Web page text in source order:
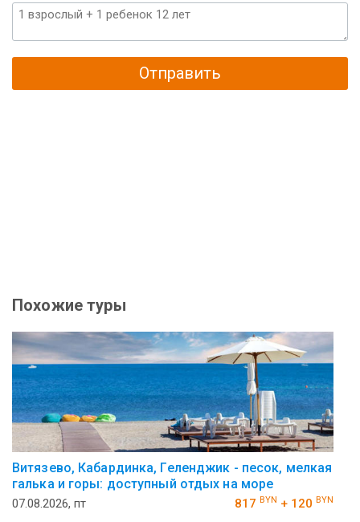
Отправить
Похожие туры
Витязево, Кабардинка, Геленджик - песок, мелкая
галька и горы: доступный отдых на море
07.08.2026, пт 817 BYN + 120 BYN